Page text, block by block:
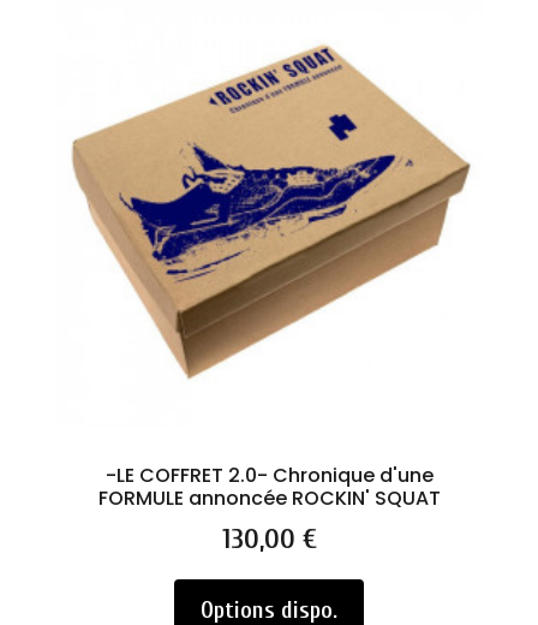
-LE COFFRET 2.0- Chronique d'une
FORMULE annoncée ROCKIN' SQUAT
Prix
130,00 €
Options dispo.